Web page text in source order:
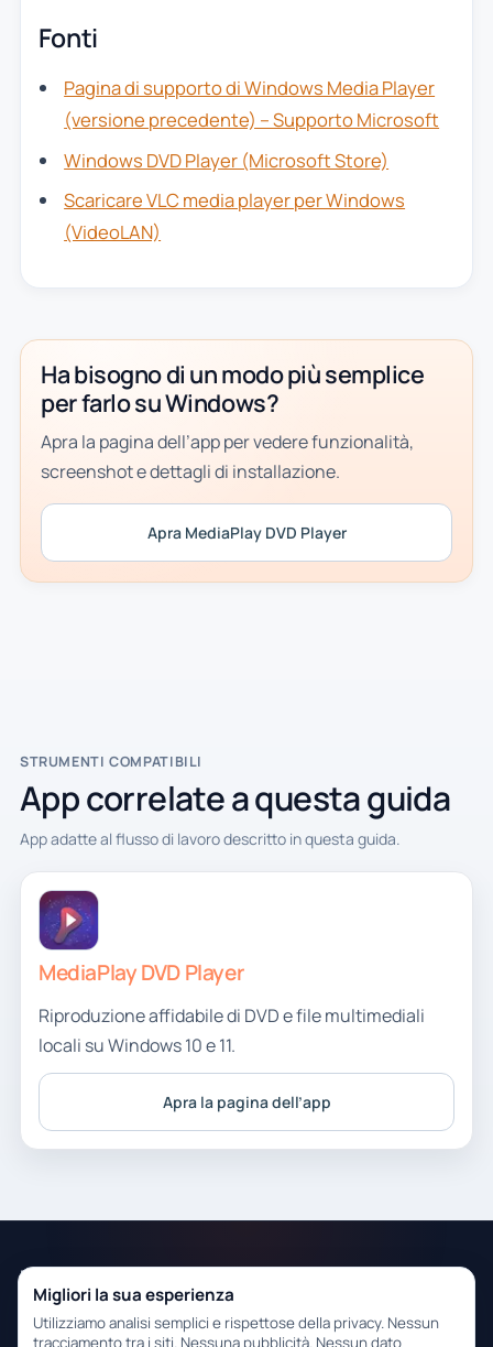
Fonti
Pagina di supporto di Windows Media Player
(versione precedente) – Supporto Microsoft
Windows DVD Player (Microsoft Store)
Scaricare VLC media player per Windows
(VideoLAN)
Ha bisogno di un modo più semplice
per farlo su Windows?
Apra la pagina dell’app per vedere funzionalità,
screenshot e dettagli di installazione.
Apra MediaPlay DVD Player
STRUMENTI COMPATIBILI
App correlate a questa guida
App adatte al flusso di lavoro descritto in questa guida.
MediaPlay DVD Player
Riproduzione affidabile di DVD e file multimediali
locali su Windows 10 e 11.
Apra la pagina dell’app
Migliori la sua esperienza
Utilizziamo analisi semplici e rispettose della privacy. Nessun
RoxyApps
Strumenti pratici per il desktop
Windows con indicazioni di
Privacy